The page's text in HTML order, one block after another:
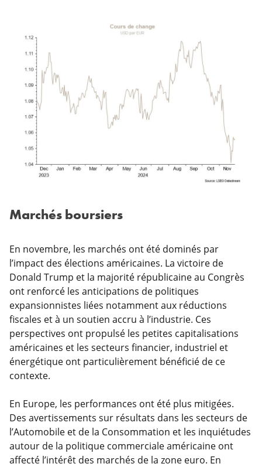
Marchés boursiers
En novembre, les marchés ont été dominés par
l’impact des élections américaines. La victoire de
Donald Trump et la majorité républicaine au Congrès
ont renforcé les anticipations de politiques
expansionnistes liées notamment aux réductions
fiscales et à un soutien accru à l’industrie. Ces
perspectives ont propulsé les petites capitalisations
américaines et les secteurs financier, industriel et
énergétique ont particulièrement bénéficié de ce
contexte.
En Europe, les performances ont été plus mitigées.
Des avertissements sur résultats dans les secteurs de
l’Automobile et de la Consommation et les inquiétudes
autour de la politique commerciale américaine ont
affecté l’intérêt des marchés de la zone euro. En